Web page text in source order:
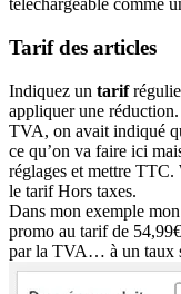
téléchargeable comme
Tarif des articles
Indiquez un tarif
appliquer une
TVA, on avait indiqué
ce qu’on va faire ici
réglages et mettre TTC.
le tarif Hors taxes.
Dans mon exemple
promo au tarif de
par la TVA… à un taux